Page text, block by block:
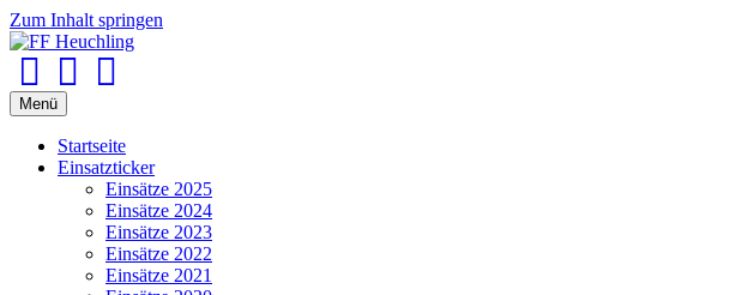
Zum Inhalt springen
Menü
Startseite
Einsatzticker
Einsätze 2025
Einsätze 2024
Einsätze 2023
Einsätze 2022
Einsätze 2021